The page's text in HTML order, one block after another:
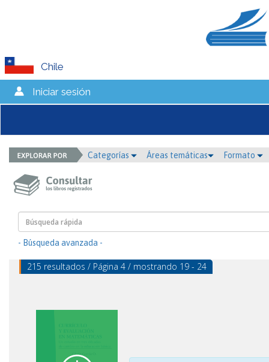
Chile
Iniciar sesión
Categorías Áreas temáticas Formato
- Búsqueda avanzada -
215 resultados / Página 4 / mostrando 19 - 24